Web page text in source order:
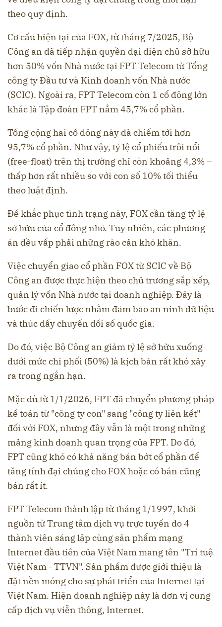
theo quy định.
Cơ cấu hiện tại của FOX, từ tháng 7/2025, Bộ
Công an đã tiếp nhận quyền đại diện chủ sở hữu
hơn 50% vốn Nhà nước tại FPT Telecom từ Tổng
công ty Đầu tư và Kinh doanh vốn Nhà nước
(SCIC). Ngoài ra, FPT Telecom còn 1 cổ đông lớn
khác là Tập đoàn FPT nắm 45,7% cổ phần.
Tổng cộng hai cổ đông này đã chiếm tới hơn
95,7% cổ phần. Như vậy, tỷ lệ cổ phiếu trôi nổi
(free-float) trên thị trường chỉ còn khoảng 4,3% –
thấp hơn rất nhiều so với con số 10% tối thiểu
theo luật định.
Để khắc phục tình trạng này, FOX cần tăng tỷ lệ
sở hữu của cổ đông nhỏ. Tuy nhiên, các phương
án đều vấp phải những rào cản khó khăn.
Việc chuyển giao cổ phần FOX từ SCIC về Bộ
Công an được thực hiện theo chủ trương sắp xếp,
quản lý vốn Nhà nước tại doanh nghiệp. Đây là
bước đi chiến lược nhằm đảm bảo an ninh dữ liệu
và thúc đẩy chuyển đổi số quốc gia.
Do đó, việc Bộ Công an giảm tỷ lệ sở hữu xuống
dưới mức chi phối (50%) là kịch bản rất khó xảy
ra trong ngắn hạn.
Mặc dù từ 1/1/2026, FPT đã chuyển phương pháp
kế toán từ "công ty con" sang "công ty liên kết"
đối với FOX, nhưng đây vẫn là một trong những
mảng kinh doanh quan trọng của FPT. Do đó,
FPT cũng khó có khả năng bán bớt cổ phần để
tăng tính đại chúng cho FOX hoặc có bán cũng
bán rất ít.
FPT Telecom thành lập từ tháng 1/1997, khởi
nguồn từ Trung tâm dịch vụ trực tuyến do 4
thành viên sáng lập cùng sản phẩm mạng
Internet đầu tiên của Việt Nam mang tên "Trí tuệ
Việt Nam - TTVN". Sản phẩm được giới thiệu là
đặt nền móng cho sự phát triển của Internet tại
Việt Nam. Hiện doanh nghiệp này là đơn vị cung
cấp dịch vụ viễn thông, Internet.